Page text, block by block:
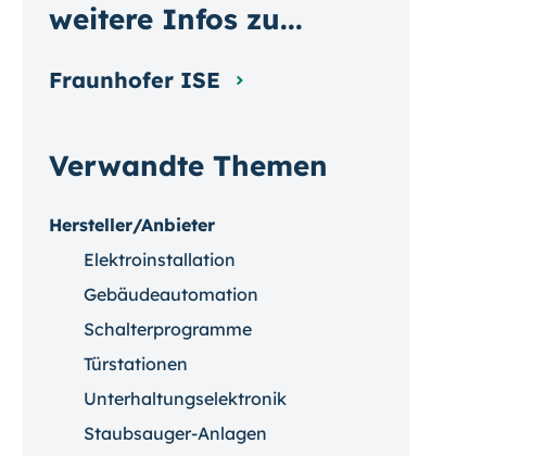
Verwandte Themen
Hersteller/Anbieter
Elektroinstallation
Gebäudeautomation
Schalterprogramme
Türstationen
Unterhaltungselektronik
Staubsauger-Anlagen
weitere Infos zu...
Fraunhofer ISE